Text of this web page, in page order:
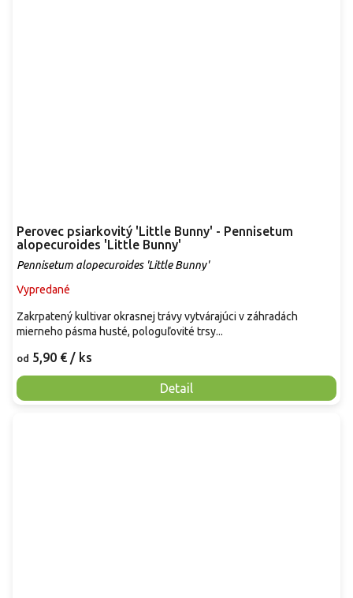
Perovec psiarkovitý 'Little Bunny' - Pennisetum
alopecuroides 'Little Bunny'
Pennisetum alopecuroides 'Little Bunny'
Vypredané
od 5,90 € / ks
Detail
Zakrpatený kultivar okrasnej trávy vytvárajúci v záhradách
mierneho pásma husté, pologuľovité trsy...